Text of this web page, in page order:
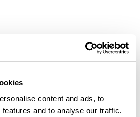
content and ads, to
and to analyse our traffic.
Voir tous les avis
19 oct. 2025